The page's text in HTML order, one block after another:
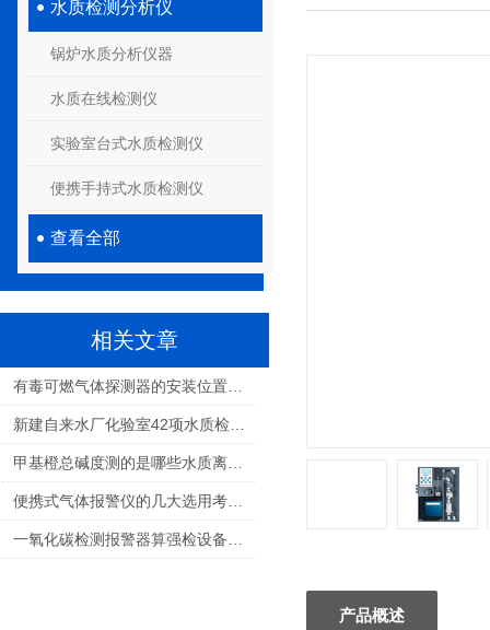
水质检测分析仪
锅炉水质分析仪器
水质在线检测仪
实验室台式水质检测仪
便携手持式水质检测仪
查看全部
相关文章
产品概述